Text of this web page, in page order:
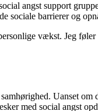
angst support
sociale barrierer og
vækst. Jeg
Uanset
med social angst